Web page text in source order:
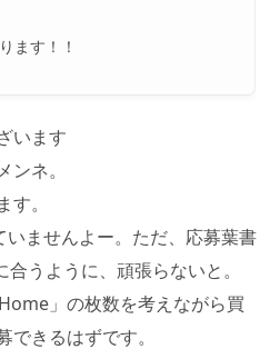
ます！！
います
ネ。
。
ませんよー。ただ、応募葉書
うように、頑張らないと。
」の枚数を考えながら買
きるはずです。